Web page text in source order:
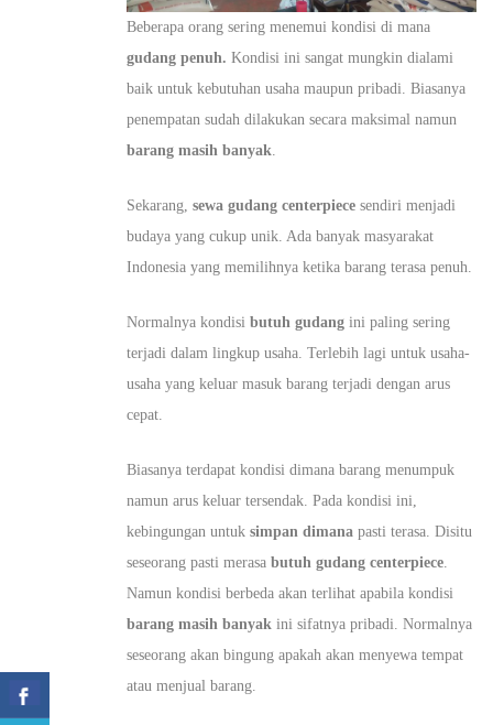
Beberapa orang sering menemui kondisi di mana
gudang penuh. Kondisi ini sangat mungkin dialami
baik untuk kebutuhan usaha maupun pribadi. Biasanya
penempatan sudah dilakukan secara maksimal namun
barang masih banyak.
Sekarang, sewa gudang centerpiece sendiri menjadi
budaya yang cukup unik. Ada banyak masyarakat
Indonesia yang memilihnya ketika barang terasa penuh.
Normalnya kondisi butuh gudang ini paling sering
terjadi dalam lingkup usaha. Terlebih lagi untuk usaha-
usaha yang keluar masuk barang terjadi dengan arus
cepat.
Biasanya terdapat kondisi dimana barang menumpuk
namun arus keluar tersendak. Pada kondisi ini,
kebingungan untuk simpan dimana pasti terasa. Disitu
seseorang pasti merasa butuh gudang centerpiece.
Namun kondisi berbeda akan terlihat apabila kondisi
barang masih banyak ini sifatnya pribadi. Normalnya
seseorang akan bingung apakah akan menyewa tempat
atau menjual barang.